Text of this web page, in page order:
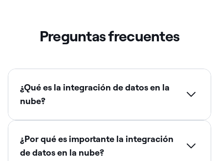
Preguntas frecuentes
¿Qué es la integración de datos en la
nube?
¿Por qué es importante la integración
de datos en la nube?